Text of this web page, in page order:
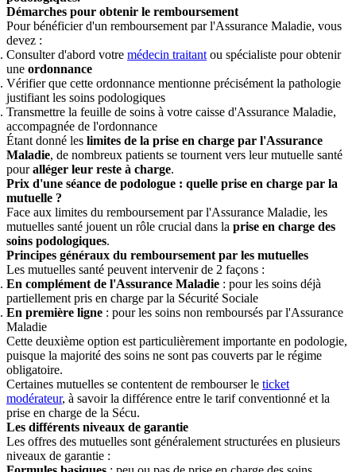
Démarches pour obtenir le remboursement
Pour bénéficier d'un remboursement par l'Assurance Maladie, vous
devez :
Consulter d'abord votre médecin traitant ou spécialiste pour obtenir
une ordonnance
Vérifier que cette ordonnance mentionne précisément la pathologie
justifiant les soins podologiques
Transmettre la feuille de soins à votre caisse d'Assurance Maladie,
accompagnée de l'ordonnance
Étant donné les limites de la prise en charge par l'Assurance
Maladie, de nombreux patients se tournent vers leur mutuelle santé
pouralléger leur reste à charge.
Prix d'une séance de podologue : quelle prise en charge par la
mutuelle ?
Face aux limites du remboursement par l'Assurance Maladie, les
mutuelles santé jouent un rôle crucial dans la prise en charge des
soins podologiques.
Principes généraux du remboursement par les mutuelles
Les mutuelles santé peuvent intervenir de 2 façons :
En complément de l'Assurance Maladie : pour les soins déjà
partiellement pris en charge par la Sécurité Sociale
En première ligne : pour les soins non remboursés par l'Assurance
Maladie
Cette deuxième option est particulièrement importante en podologie,
puisque la majorité des soins ne sont pas couverts par le régime
obligatoire.
Certaines mutuelles se contentent de rembourser le ticket
modérateur, à savoir la différence entre le tarif conventionné et la
prise en charge de la Sécu.
Les différents niveaux de garantie
Les offres des mutuelles sont généralement structurées en plusieurs
niveaux de garantie :